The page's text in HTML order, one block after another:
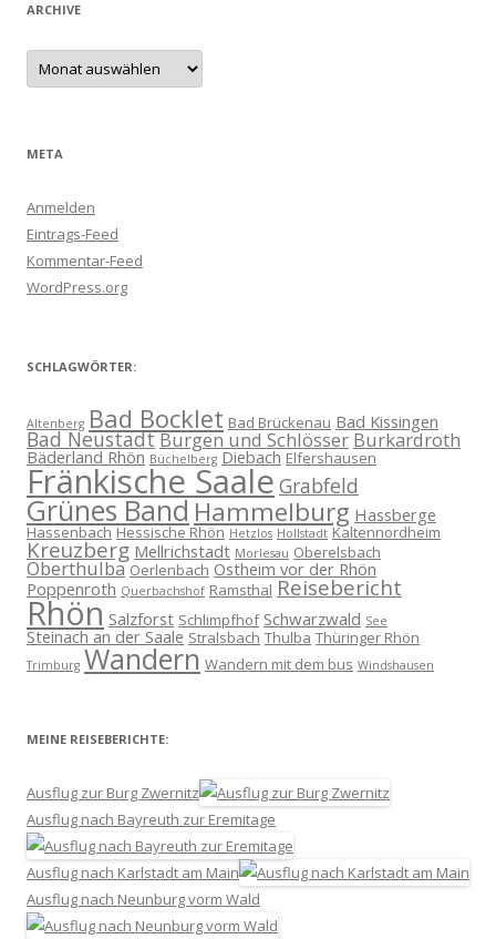
ARCHIVE
Archive
META
Anmelden
Eintrags-Feed
Kommentar-Feed
WordPress.org
SCHLAGWÖRTER:
Altenberg Bad Bocklet Bad Brückenau Bad Kissingen
Bad NeustadtBurgen und Schlösser Burkardroth
Bäderland Rhön Büchelberg Diebach Elfershausen
Fränkische Saale Grabfeld
Grünes BandHammelburg Hassberge
Hassenbach Hessische Rhön Hetzlos Hollstadt Kaltennordheim
Kreuzberg Mellrichstadt Morlesau Oberelsbach
Oberthulba Oerlenbach Ostheim vor der Rhön
Poppenroth Querbachshof Ramsthal Reisebericht
Rhön Salzforst Schlimpfhof Schwarzwald See
Steinach an der Saale Stralsbach Thulba Thüringer Rhön
Trimburg Wandern Wandern mit dem bus Windshausen
MEINE REISEBERICHTE:
Ausflug zur Burg Zwernitz
Ausflug nach Bayreuth zur Eremitage
Ausflug nach Karlstadt am Main
Ausflug nach Neunburg vorm Wald